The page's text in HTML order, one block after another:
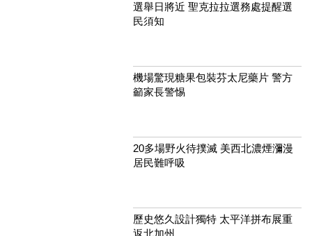
選舉日將近 聖克拉拉選務處提醒選
民須知
機場驚現糖果包裝芬太尼藥片 警方
籲家長警惕
20多場野火待撲滅 美西北濃煙瀰漫
居民難呼吸
歷史悠久設計獨特 太平洋拼布展重